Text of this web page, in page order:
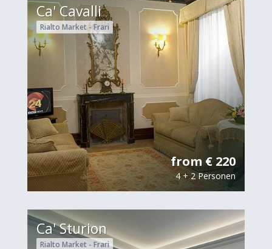
Ca' Cavalli
Rialto Market - Frari
from € 220
4 + 2 Personen
Ca' Sturion
Rialto Market - Frari